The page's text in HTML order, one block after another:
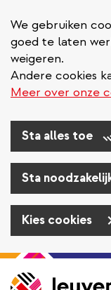
We gebruiken
goed te laten
weigeren.
Andere cookies
Meer over onze
Sta alles toe
Sta
Kies cookies
Overslaan
en